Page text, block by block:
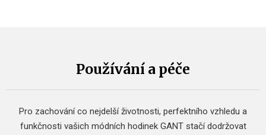
Používání a péče
Pro zachování co nejdelší životnosti, perfektního vzhledu a
funkčnosti vašich módních hodinek GANT stačí dodržovat